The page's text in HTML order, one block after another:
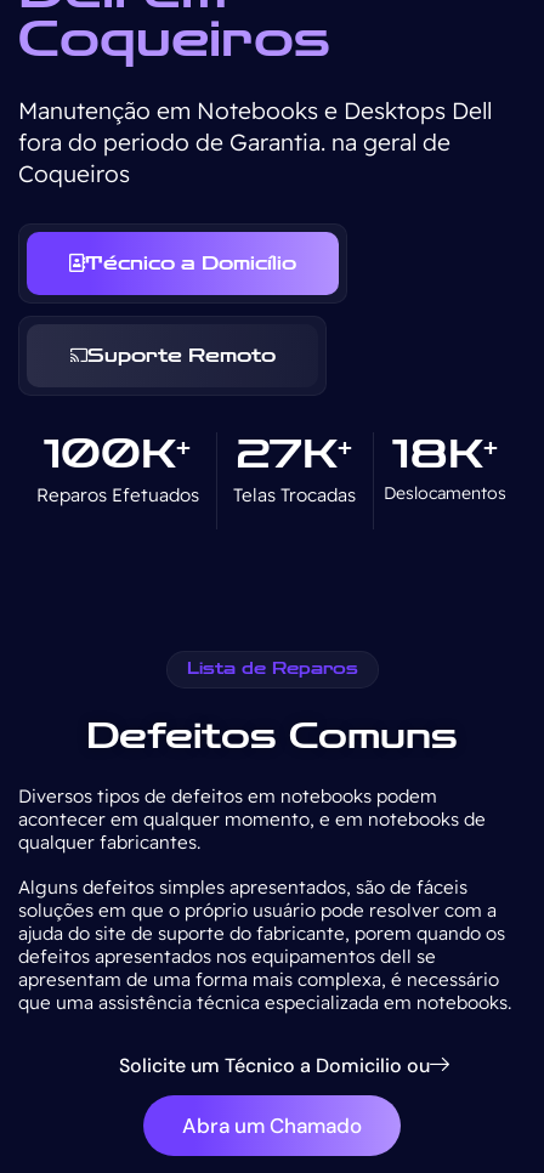
Coqueiros
Manutenção em Notebooks e Desktops Dell
fora do periodo de Garantia. na geral de
Coqueiros
Técnico a Domicílio
Suporte Remoto
100K+
Reparos Efetuados
27K+
Telas Trocadas
18K+
Deslocamentos
Lista de Reparos
Defeitos Comuns
Diversos tipos de defeitos em notebooks podem
acontecer em qualquer momento, e em notebooks de
qualquer fabricantes.
Alguns defeitos simples apresentados, são de fáceis
soluções em que o próprio usuário pode resolver com a
ajuda do site de suporte do fabricante, porem quando os
defeitos apresentados nos equipamentos dell se
apresentam de uma forma mais complexa, é necessário
que uma assistência técnica especializada em notebooks.
Solicite um Técnico a Domicilio ou
Abra um Chamado